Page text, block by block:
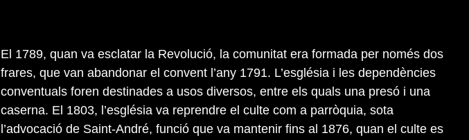
El 1789, quan va esclatar la Revolució, la comunitat era formada per només dos
frares, que van abandonar el convent l’any 1791. L’església i les dependències
conventuals foren destinades a usos diversos, entre els quals una presó i una
caserna. El 1803, l’església va reprendre el culte com a parròquia, sota
l’advocació de Saint-André, funció que va mantenir fins al 1876, quan el culte es